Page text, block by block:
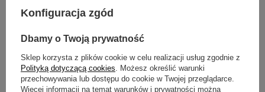
Konfiguracja zgód
Dbamy o Twoją prywatność
Sklep korzysta z plików cookie w celu realizacji usług zgodnie z
Polityką dotyczącą cookies . Możesz określić warunki
przechowywania lub dostępu do cookie w Twojej przeglądarce.
Więcej informacji na temat warunków i prywatności można